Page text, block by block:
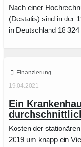
Nach einer
(Destatis) sind in der
in Deutschland 18
Finanzierung
19.04.2021
Ein
Kosten der
2019 um knapp ein